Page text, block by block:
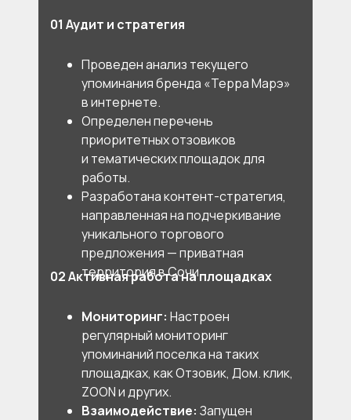
Проведен анализ текущего
упоминания бренда «Терра Марэ»
в интернете.
Определен перечень
приоритетных отзовиков
и тематических площадок для
работы.
Разработана контент-стратегия,
направленная на подчеркивание
уникального торгового
предложения — приватная
территория в Сочи.
01 Аудит и стратегия
Мониторинг: Настроен
регулярный мониторинг
упоминаний поселка на таких
площадках, как Отзовик, Дом. клик,
ZOON и других.
Взаимодействие: Запущен
02 Активная работа на площадках